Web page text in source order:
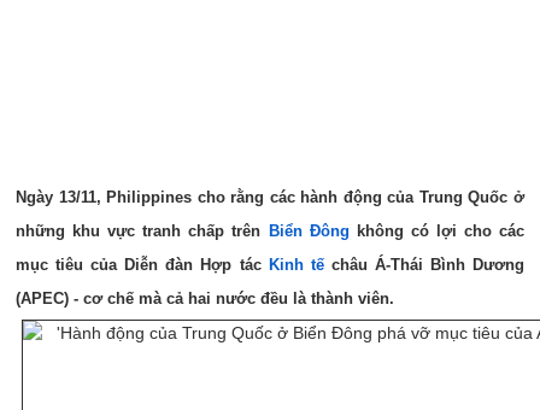
Ngày 13/11, Philippines cho rằng các hành động của Trung Quốc ở
những khu vực tranh chấp trên Biển Đông không có lợi cho các
mục tiêu của Diễn đàn Hợp tác Kinh tếchâu Á-Thái Bình Dương
(APEC) - cơ chế mà cả hai nước đều là thành viên.